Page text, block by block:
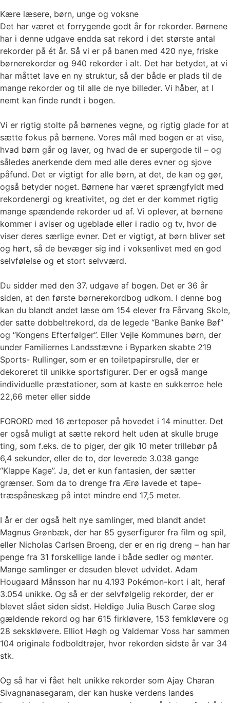
Kære læsere, børn, unge og voksne
Det har været et forrygende godt år for rekorder. Børnene
har i denne udgave endda sat rekord i det største antal
rekorder på ét år. Så vi er på banen med 420 nye, friske
børnerekorder og 940 rekorder i alt. Det har betydet, at vi
har måttet lave en ny struktur, så der både er plads til de
mange rekorder og til alle de nye billeder. Vi håber, at I
nemt kan finde rundt i bogen.
Vi er rigtig stolte på børnenes vegne, og rigtig glade for at
sætte fokus på børnene. Vores mål med bogen er at vise,
hvad børn går og laver, og hvad de er supergode til – og
således anerkende dem med alle deres evner og sjove
påfund. Det er vigtigt for alle børn, at det, de kan og gør,
også betyder noget. Børnene har været sprængfyldt med
rekordenergi og kreativitet, og det er der kommet rigtig
mange spændende rekorder ud af. Vi oplever, at børnene
kommer i aviser og ugeblade eller i radio og tv, hvor de
viser deres særlige evner. Det er vigtigt, at børn bliver set
og hørt, så de bevæger sig ind i voksenlivet med en god
selvfølelse og et stort selvværd.
Du sidder med den 37. udgave af bogen. Det er 36 år
siden, at den første børnerekordbog udkom. I denne bog
kan du blandt andet læse om 154 elever fra Fårvang Skole,
der satte dobbeltrekord, da de legede “Banke Banke Bøf”
og “Kongens Efterfølger”. Eller Vejle Kommunes børn, der
under Familiernes Landsstævne i Byparken skabte 219
Sports- Rullinger, som er en toiletpapirsrulle, der er
dekoreret til unikke sportsfigurer. Der er også mange
individuelle præstationer, som at kaste en sukkerroe hele
22,66 meter eller sidde
FORORD med 16 ærteposer på hovedet i 14 minutter. Det
er også muligt at sætte rekord helt uden at skulle bruge
ting, som f.eks. de to piger, der gik 10 meter trillebør på
6,4 sekunder, eller de to, der leverede 3.038 gange
“Klappe Kage”. Ja, det er kun fantasien, der sætter
grænser. Som da to drenge fra Ærø lavede et tape-
træspåneskæg på intet mindre end 17,5 meter.
I år er der også helt nye samlinger, med blandt andet
Magnus Grønbæk, der har 85 gyserfigurer fra film og spil,
eller Nicholas Carlsen Broeng, der er en rig dreng – han har
penge fra 31 forskellige lande i både sedler og mønter.
Mange samlinger er desuden blevet udvidet. Adam
Hougaard Månsson har nu 4.193 Pokémon-kort i alt, heraf
3.054 unikke. Og så er der selvfølgelig rekorder, der er
blevet slået siden sidst. Heldige Julia Busch Carøe slog
gældende rekord og har 615 firkløvere, 153 femkløvere og
28 sekskløvere. Elliot Høgh og Valdemar Voss har sammen
104 originale fodboldtrøjer, hvor rekorden sidste år var 34
stk.
Og så har vi fået helt unikke rekorder som Ajay Charan
Sivagnanasegaram, der kan huske verdens landes